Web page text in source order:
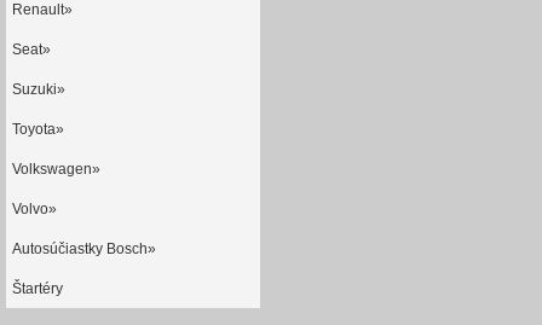
Renault»
Seat»
Suzuki»
Toyota»
Volkswagen»
Volvo»
Autosúčiastky Bosch»
Štartéry